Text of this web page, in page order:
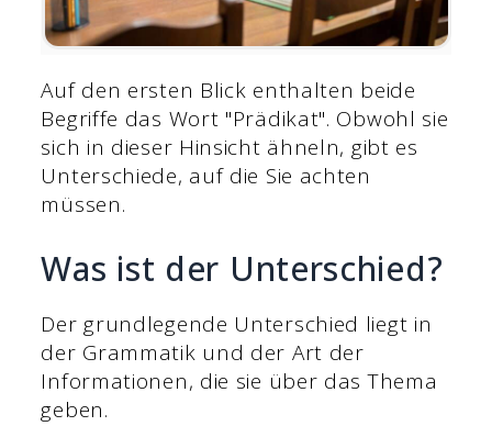
Auf den ersten Blick enthalten beide
Begriffe das Wort "Prädikat". Obwohl sie
sich in dieser Hinsicht ähneln, gibt es
Unterschiede, auf die Sie achten
müssen.
Was ist der Unterschied?
Der grundlegende Unterschied liegt in
der Grammatik und der Art der
Informationen, die sie über das Thema
geben.